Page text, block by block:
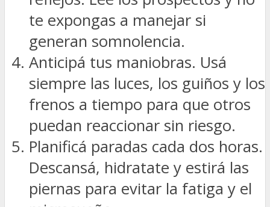
te expongas a manejar si
generan somnolencia.
Anticipá tus maniobras. Usá
siempre las luces, los guiños y los
frenos a tiempo para que otros
puedan reaccionar sin riesgo.
Planificá paradas cada dos horas.
Descansá, hidratate y estirá las
piernas para evitar la fatiga y el